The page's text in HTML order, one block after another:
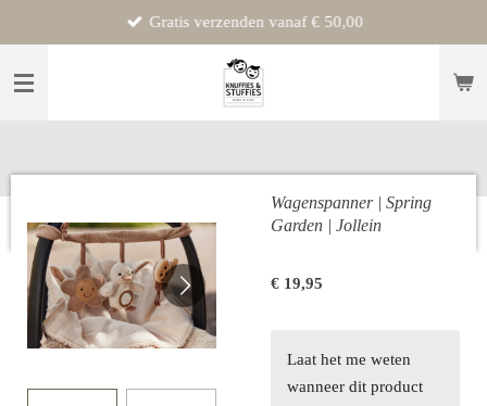
direct
naar
Gratis verzenden vanaf € 50,00
Wagenspanner | Spring
Garden | Jollein
€ 19,95
Laat het me weten
wanneer dit product